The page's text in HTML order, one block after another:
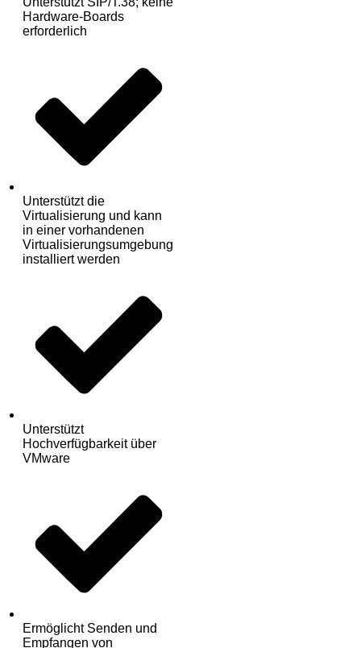
Hardware-Boards
erforderlich
Unterstützt die
Virtualisierung und kann
in einer vorhandenen
Virtualisierungsumgebung
installiert werden
Unterstützt
Hochverfügbarkeit über
VMware
Ermöglicht Senden und
Empfangen von